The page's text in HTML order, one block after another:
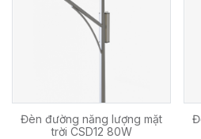
Đèn đường năng lượng mặt
trời CSD12 80W